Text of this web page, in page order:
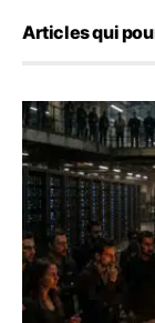
Articles qui
ETH :